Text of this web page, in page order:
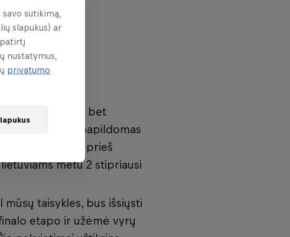
balais.
stipriems, bet
suteikiamas papildomas
save kovoje prieš
metu 2 stipriausi
taisykles, bus išsiųsti
etapo ir užėmė vyrų
sutikimą,
slapukus) ar
nustatymus,
privatumo